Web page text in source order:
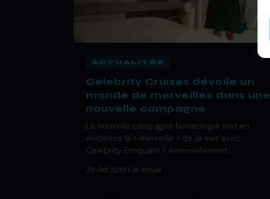
ACTUALITÉS
Celebrity Cruises dévoile un
monde de merveilles dans une
nouvelle campagne
La nouvelle campagne fantastique met en
évidence la « merveille » de la mer avec
Celebrity Evoquant l’ émerveillement…
29 Oct 2019 1 de lecture